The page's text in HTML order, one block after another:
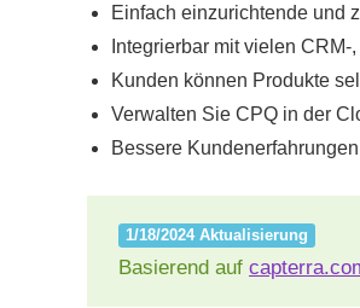
Einfach einzurichtende und
Integrierbar mit vielen
Kunden können Produkte
Verwalten Sie CPQ in der
Bessere
1/18/2024 Aktualisierung
Basierend auf